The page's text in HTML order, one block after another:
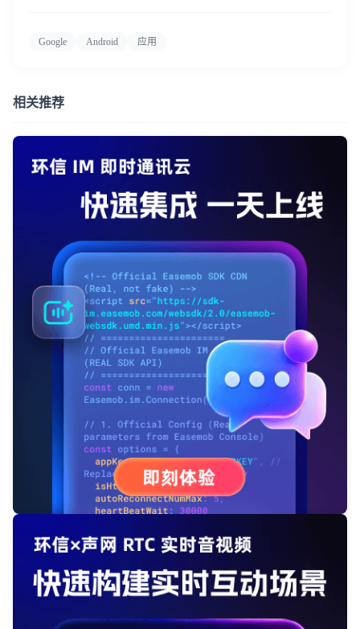
Google Android 应用
相关推荐
我已阅读并同意 通讯云服务条款
提交
不了，谢谢
登录即时通讯云